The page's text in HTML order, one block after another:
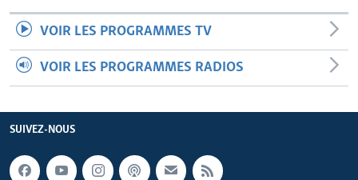
VOIR LES PROGRAMMES TV
VOIR LES PROGRAMMES RADIOS
SUIVEZ-NOUS